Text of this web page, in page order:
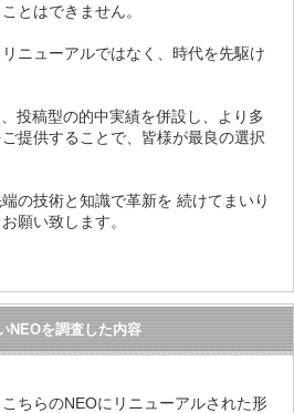
とはできません。
ニューアルではなく、時代を先駆け
投稿型の的中実績を併設し、より多
提供することで、皆様が最良の選択
の技術と知識で革新を 続けてまいり
願い致します。
NEOを調査した内容
ちらのNEOにリニューアルされた形